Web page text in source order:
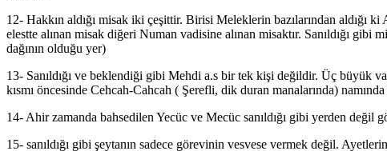
12- Hakkın aldığı misak iki çeşittir. Birisi Meleklerin bazılarından aldığı
elestte alınan misak diğeri Numan vadisine alınan misaktır. Sanıldığı
dağının olduğu yer)
13- Sanıldığı ve beklendiği gibi Mehdi a.s bir tek kişi değildir. Üç büyük
kısmı öncesinde Cehcah-Cahcah ( Şerefli, dik duran manalarında)
14- Ahir zamanda bahsedilen Yecüc ve Mecüc sanıldığı gibi yerden değil
15- sanıldığı gibi şeytanın sadece görevinin vesvese vermek değil.